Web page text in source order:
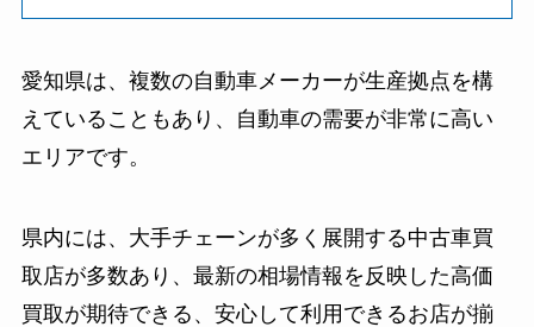
愛知県は、複数の自動車メーカーが生産拠点を構
えていることもあり、自動車の需要が非常に高い
エリアです。
県内には、大手チェーンが多く展開する中古車買
取店が多数あり、最新の相場情報を反映した高価
買取が期待できる、安心して利用できるお店が揃